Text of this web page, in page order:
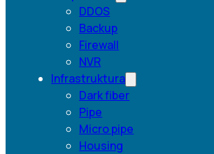
DDOS
Backup
Firewall
NVR
Infrastruktura
Dark fiber
Pipe
Micro pipe
Housing